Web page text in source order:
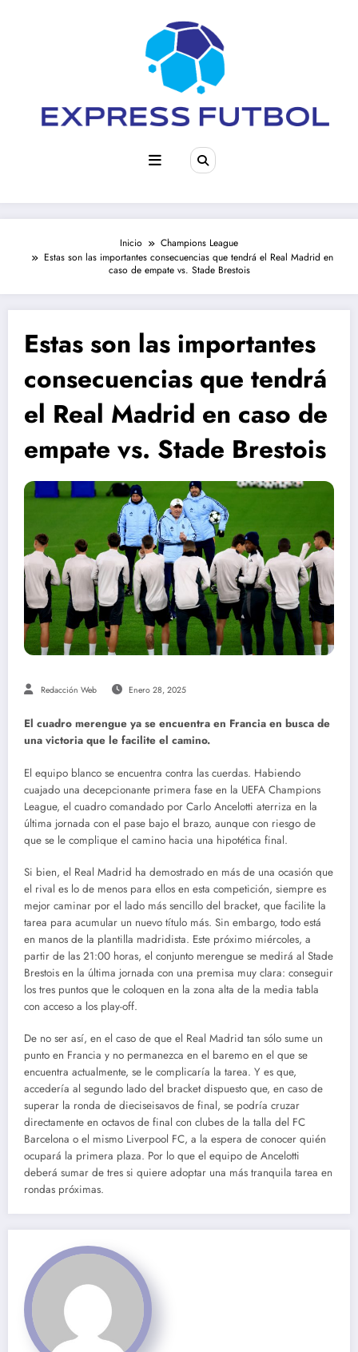
Inicio
Champions League
Estas son las importantes consecuencias que tendrá el Real Madrid en
caso de empate vs. Stade Brestois
Estas son las importantes
consecuencias que tendrá
el Real Madrid en caso de
empate vs. Stade Brestois
Redacción Web Enero 28, 2025
El cuadro merengue ya se encuentra en Francia en busca de
una victoria que le facilite el camino.
El equipo blanco se encuentra contra las cuerdas. Habiendo
cuajado una decepcionante primera fase en la UEFA Champions
League, el cuadro comandado por Carlo Ancelotti aterriza en la
última jornada con el pase bajo el brazo, aunque con riesgo de
que se le complique el camino hacia una hipotética final.
Si bien, el Real Madrid ha demostrado en más de una ocasión que
el rival es lo de menos para ellos en esta competición, siempre es
mejor caminar por el lado más sencillo del bracket, que facilite la
tarea para acumular un nuevo título más. Sin embargo, todo está
en manos de la plantilla madridista. Este próximo miércoles, a
partir de las 21:00 horas, el conjunto merengue se medirá al Stade
Brestois en la última jornada con una premisa muy clara: conseguir
los tres puntos que le coloquen en la zona alta de la media tabla
con acceso a los play-off.
De no ser así, en el caso de que el Real Madrid tan sólo sume un
punto en Francia y no permanezca en el baremo en el que se
encuentra actualmente, se le complicaría la tarea. Y es que,
accedería al segundo lado del bracket dispuesto que, en caso de
superar la ronda de dieciseisavos de final, se podría cruzar
directamente en octavos de final con clubes de la talla del FC
Barcelona o el mismo Liverpool FC, a la espera de conocer quién
ocupará la primera plaza. Por lo que el equipo de Ancelotti
deberá sumar de tres si quiere adoptar una más tranquila tarea en
rondas próximas.